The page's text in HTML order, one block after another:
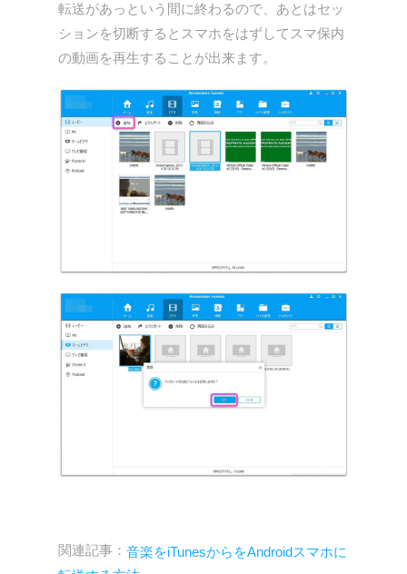
転送があっという間に終わるので、あとはセッ
ションを切断するとスマホをはずしてスマ保内
の動画を再生することが出来ます。
関連記事： 音楽をiTunesからをAndroidスマホに